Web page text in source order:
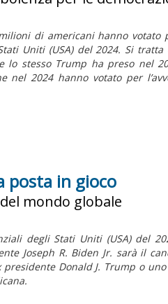
di americani hanno votato
Uniti (USA) del 2024. Si
lo stesso Trump ha preso nel
nel 2024 hanno votato per
posta in gioco
mondo globale
degli Stati Uniti (USA) del
Joseph R. Biden Jr. sarà il
presidente Donald J. Trump o